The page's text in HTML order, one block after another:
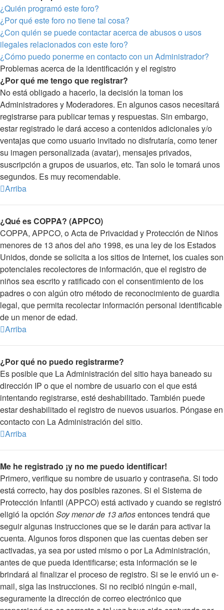
¿Quién programó este foro?
¿Por qué este foro no tiene tal cosa?
¿Con quién se puede contactar acerca de abusos o usos
ilegales relacionados con este foro?
¿Cómo puedo ponerme en contacto con un Administrador?
Problemas acerca de la identificación y el registro
¿Por qué me tengo que registrar?
No está obligado a hacerlo, la decisión la toman los
Administradores y Moderadores. En algunos casos necesitará
registrarse para publicar temas y respuestas. Sin embargo,
estar registrado le dará acceso a contenidos adicionales y/o
ventajas que como usuario invitado no disfrutaría, como tener
su imagen personalizada (avatar), mensajes privados,
suscripción a grupos de usuarios, etc. Tan solo le tomará unos
segundos. Es muy recomendable.
Arriba
¿Qué es COPPA? (APPCO)
COPPA, APPCO, o Acta de Privacidad y Protección de Niños
menores de 13 años del año 1998, es una ley de los Estados
Unidos, donde se solicita a los sitios de Internet, los cuales son
potenciales recolectores de información, que el registro de
niños sea escrito y ratificado con el consentimiento de los
padres o con algún otro método de reconocimiento de guardia
legal, que permita recolectar información personal identificable
de un menor de edad.
Arriba
¿Por qué no puedo registrarme?
Es posible que La Administración del sitio haya baneado su
dirección IP o que el nombre de usuario con el que está
intentando registrarse, esté deshabilitado. También puede
estar deshabilitado el registro de nuevos usuarios. Póngase en
contacto con La Administración del sitio.
Arriba
Me he registrado ¡y no me puedo identificar!
Primero, verifique su nombre de usuario y contraseña. Si todo
está correcto, hay dos posibles razones. Si el Sistema de
Protección Infantil (APPCO) está activado y cuando se registró
eligió la opción Soy menor de 13 añosentonces tendrá que
seguir algunas instrucciones que se le darán para activar la
cuenta. Algunos foros disponen que las cuentas deben ser
activadas, ya sea por usted mismo o por La Administración,
antes de que pueda identificarse; esta información se le
brindará al finalizar el proceso de registro. Si se le envió un e-
mail, siga las instrucciones. Si no recibió ningún e-mail,
seguramente la dirección de correo electrónico que